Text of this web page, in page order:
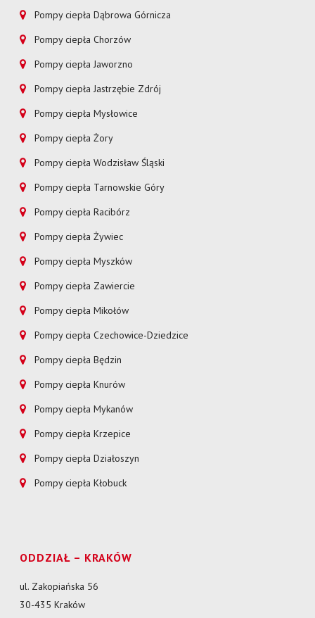
Pompy ciepła Dąbrowa Górnicza
Pompy ciepła Chorzów
Pompy ciepła Jaworzno
Pompy ciepła Jastrzębie Zdrój
Pompy ciepła Mysłowice
Pompy ciepła Żory
Pompy ciepła Wodzisław Śląski
Pompy ciepła Tarnowskie Góry
Pompy ciepła Racibórz
Pompy ciepła Żywiec
Pompy ciepła Myszków
Pompy ciepła Zawiercie
Pompy ciepła Mikołów
Pompy ciepła Czechowice-Dziedzice
Pompy ciepła Będzin
Pompy ciepła Knurów
Pompy ciepła Mykanów
Pompy ciepła Krzepice
Pompy ciepła Działoszyn
Pompy ciepła Kłobuck
ODDZIAŁ – KRAKÓW
ul. Zakopiańska 56
30-435 Kraków